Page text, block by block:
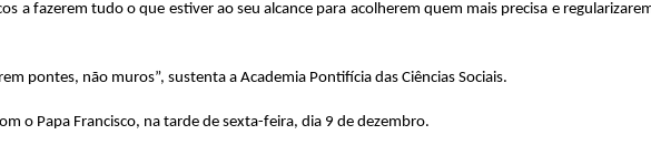
a fazerem tudo o que estiver ao seu alcance para acolherem quem mais precisa e
pontes, não muros”, sustenta a Academia Pontifícia das Ciências Sociais.
o Papa Francisco, na tarde de sexta-feira, dia 9 de dezembro.